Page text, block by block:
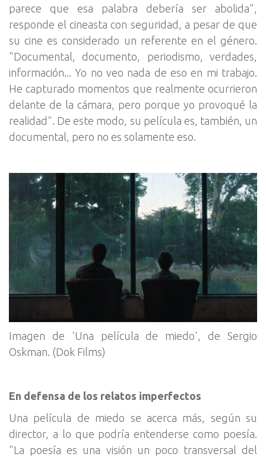
parece que esa palabra debería ser abolida",
responde el cineasta con seguridad, a pesar de que
su cine es considerado un referente en el género.
"Documental, documento, periodismo, verdades,
información... Yo no veo nada de eso en mi trabajo.
He capturado momentos que realmente ocurrieron
delante de la cámara, pero porque yo provoqué la
realidad". De este modo, su película es, también, un
documental, pero no es solamente eso.
Imagen de 'Una película de miedo', de Sergio
Oskman. (Dok Films)
En defensa de los relatos imperfectos
Una película de miedo se acerca más, según su
director, a lo que podría entenderse como poesía.
"La poesía es una visión un poco transversal del